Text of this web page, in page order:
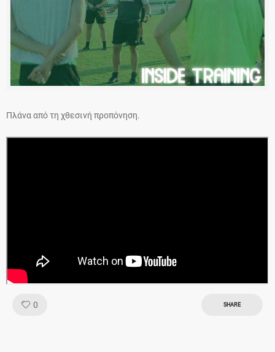
Πλάνα από τη χθεσινή προπόνηση.
0 SHARE